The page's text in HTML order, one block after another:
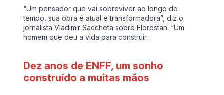
“Um pensador que vai sobreviver ao longo do
tempo, sua obra é atual e transformadora”, diz o
jornalista Vladimir Saccheta sobre Florestan. “Um
homem que deu a vida para construir…
Dez anos de ENFF, um sonho
construído a muitas mãos